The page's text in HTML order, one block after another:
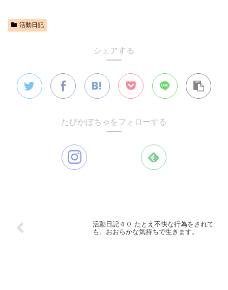
活動日記
シェアする
たびかぼちゃをフォローする
活動日記４０:たとえ不快な行為をされて
も、おおらかな気持ちで生きます。